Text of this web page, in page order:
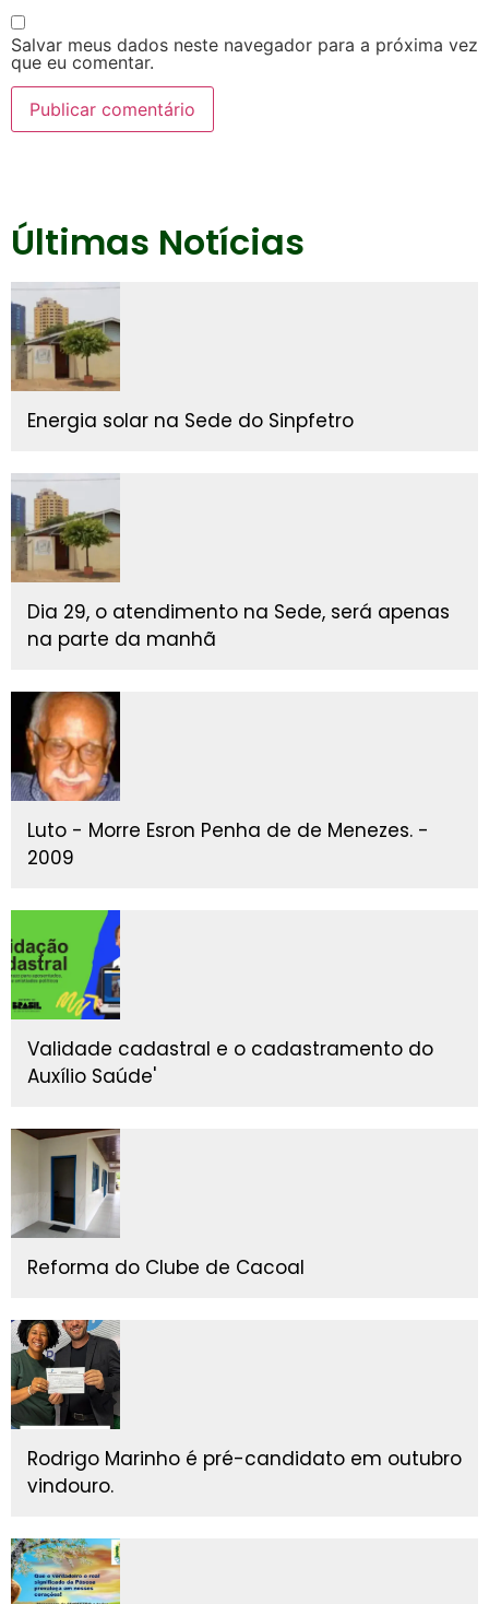
Salvar meus dados neste navegador para a próxima vez
que eu comentar.
Últimas Notícias
Energia solar na Sede do Sinpfetro
Dia 29, o atendimento na Sede, será apenas
na parte da manhã
Luto - Morre Esron Penha de de Menezes. -
2009
Validade cadastral e o cadastramento do
Auxílio Saúde'
Reforma do Clube de Cacoal
Rodrigo Marinho é pré-candidato em outubro
vindouro.